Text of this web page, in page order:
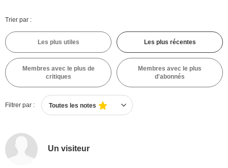
Trier par :
Les plus utiles Les plus récentes
Membres avec le plus de
critiques
Membres avec le plus
d'abonnés
Filtrer par : Toutes les notes
Un visiteur